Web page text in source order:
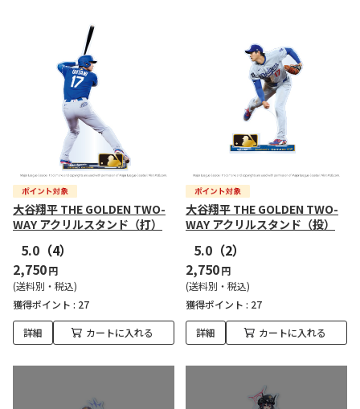
大谷翔平 THE GOLDEN TWO-
WAY アクリルスタンド（打）
5.0 （4）
2,750円
(送料別・税込)
獲得ポイント : 27
詳細 カートに入れる
大谷翔平 THE GOLDEN TWO-
WAY アクリルスタンド（投）
5.0 （2）
2,750円
(送料別・税込)
獲得ポイント : 27
詳細 カートに入れる